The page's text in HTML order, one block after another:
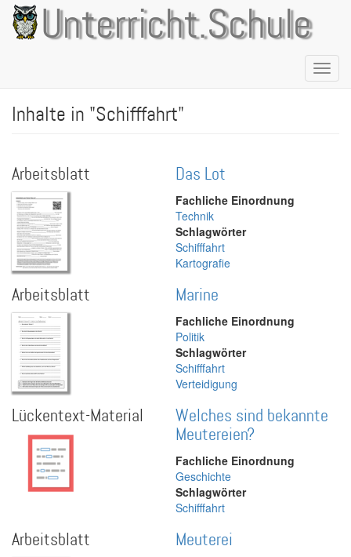
Direkt
zum
Inhalt
Unterricht.Schule
Inhalte in "Schifffahrt"
Arbeitsblatt Das Lot
Fachliche Einordnung
Technik
Schlagwörter
Schifffahrt
Kartografie
Arbeitsblatt Marine
Fachliche Einordnung
Politik
Schlagwörter
Schifffahrt
Verteidigung
Lückentext-Material
Welches sind bekannte
Meutereien?
Fachliche Einordnung
Geschichte
Schlagwörter
Schifffahrt
Arbeitsblatt Meuterei